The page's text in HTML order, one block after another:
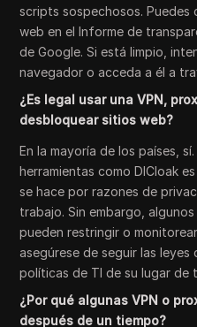
scripts sospechosos.
web en el Informe de
de Google. Si está limpio,
navegador o acceda a él a
¿Es legal usar una VPN,
desbloquear sitios web?
En la mayoría de los países,
herramientas como DICloak
se hace por razones de
trabajo. Sin embargo,
pueden restringir o
asegúrese de seguir las
políticas de TI de su lugar de
¿Por qué algunas VPN o
después de un tiempo?